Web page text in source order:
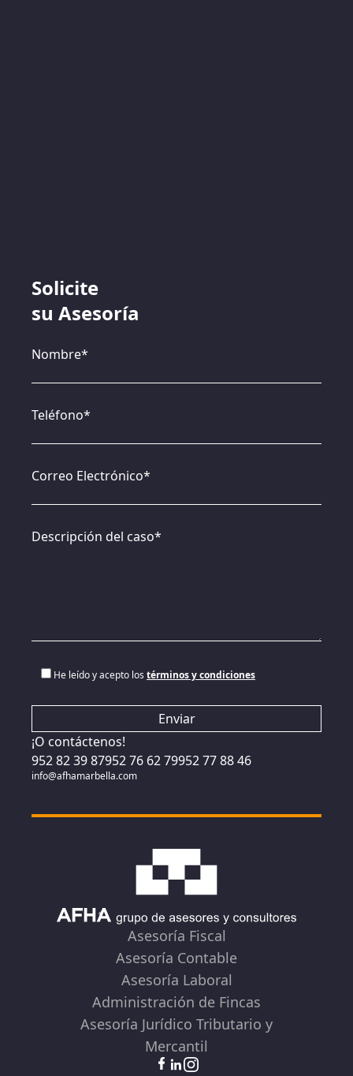
Solicite
su Asesoría
Nombre*
Teléfono*
Correo Electrónico*
Descripción del caso*
He leído y acepto los términos y condiciones
¡O contáctenos!
952 82 39 87952 76 62 79952 77 88 46
info@afhamarbella.com
Asesoría Fiscal
Asesoría Contable
Asesoría Laboral
Administración de Fincas
Asesoría Jurídico Tributario y
Mercantil